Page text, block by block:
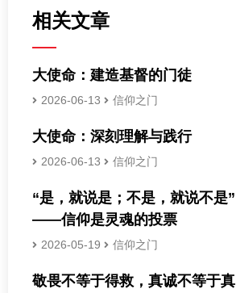
相关文章
大使命：建造基督的门徒
2026-06-13 信仰之门
大使命：深刻理解与践行
2026-06-13 信仰之门
“是，就说是；不是，就说不是”
——信仰是灵魂的投票
2026-05-19 信仰之门
敬畏不等于得救，真诚不等于真